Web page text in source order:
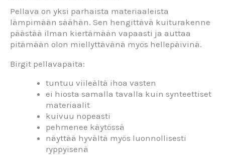
Pellava on yksi parhaista materiaaleista
lämpimään säähän. Sen hengittävä kuiturakenne
päästää ilman kiertämään vapaasti ja auttaa
pitämään olon miellyttävänä myös hellepäivinä.
Birgit pellavapaita:
tuntuu viileältä ihoa vasten
ei hiosta samalla tavalla kuin synteettiset
materiaalit
kuivuu nopeasti
pehmenee käytössä
näyttää hyvältä myös luonnollisesti
ryppyisenä